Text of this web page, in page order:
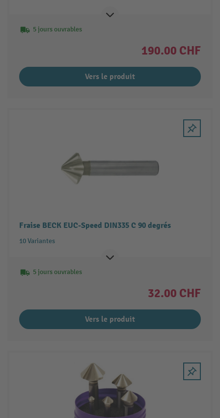
5 jours ouvrables
190.00 CHF
Vers le produit
Fraise BECK EUC-Speed DIN335 C 90 degrés
10 Variantes
5 jours ouvrables
32.00 CHF
Vers le produit